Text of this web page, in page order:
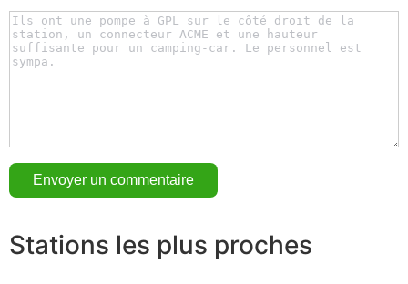
Stations les plus proches